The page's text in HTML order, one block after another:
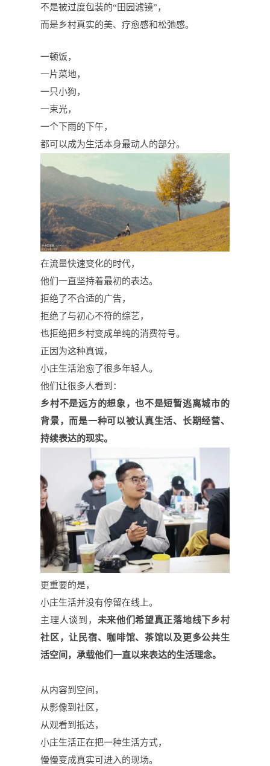
不是被过度包装的“田园滤镜”，
而是乡村真实的美、疗愈感和松弛感。
一顿饭，
一片菜地，
一只小狗，
一束光，
一个下雨的下午，
都可以成为生活本身最动人的部分。
在流量快速变化的时代，
他们一直坚持着最初的表达。
拒绝了不合适的广告，
拒绝了与初心不符的综艺，
也拒绝把乡村变成单纯的消费符号。
正因为这种真诚，
小庄生活治愈了很多年轻人。
他们让很多人看到：
乡村不是远方的想象，也不是短暂逃离城市的
背景，而是一种可以被认真生活、长期经营、
持续表达的现实。
更重要的是，
小庄生活并没有停留在线上。
主理人谈到， 未来他们希望真正落地线下乡村
社区，让民宿、咖啡馆、茶馆以及更多公共生
活空间，承载他们一直以来表达的生活理念。
从内容到空间，
从影像到社区，
从观看到抵达，
小庄生活正在把一种生活方式，
慢慢变成真实可进入的现场。